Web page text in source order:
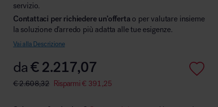
Area hospitality
servizio.
Contattaci per richiedere un’offerta o per valutare insieme
la soluzione d’arredo più adatta alle tue esigenze.
Vai alla Descrizione
da€2.217,07
€2.608,32 Risparmi€ 391,25